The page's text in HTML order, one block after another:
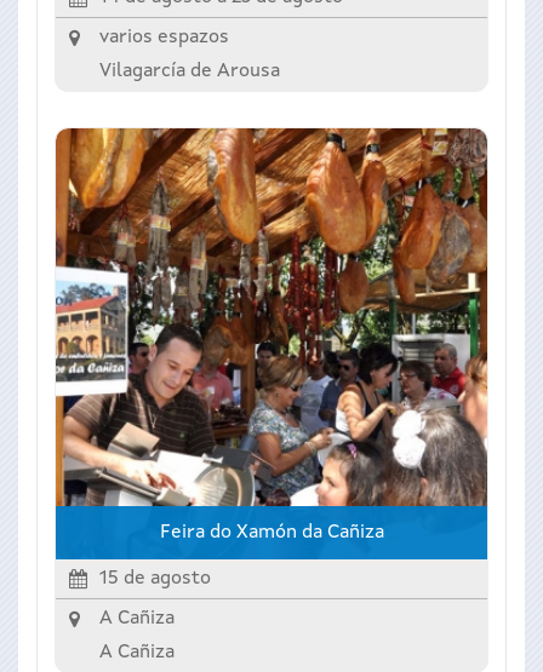
varios espazos
Vilagarcía de Arousa
Feira do Xamón da Cañiza
15 de agosto
A Cañiza
A Cañiza